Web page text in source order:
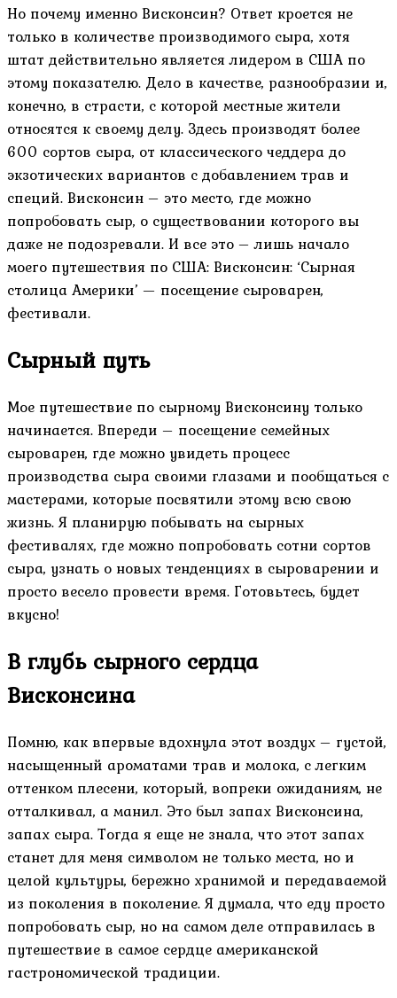
Но почему именно Висконсин? Ответ кроется не
только в количестве производимого сыра, хотя
штат действительно является лидером в США по
этому показателю. Дело в качестве, разнообразии и,
конечно, в страсти, с которой местные жители
относятся к своему делу. Здесь производят более
600 сортов сыра, от классического чеддера до
экзотических вариантов с добавлением трав и
специй. Висконсин – это место, где можно
попробовать сыр, о существовании которого вы
даже не подозревали. И все это – лишь начало
моего путешествия по США: Висконсин: ‘Сырная
столица Америки’ — посещение сыроварен,
фестивали.
Сырный путь
Мое путешествие по сырному Висконсину только
начинается. Впереди – посещение семейных
сыроварен, где можно увидеть процесс
производства сыра своими глазами и пообщаться с
мастерами, которые посвятили этому всю свою
жизнь. Я планирую побывать на сырных
фестивалях, где можно попробовать сотни сортов
сыра, узнать о новых тенденциях в сыроварении и
просто весело провести время. Готовьтесь, будет
вкусно!
В глубь сырного сердца
Висконсина
Помню, как впервые вдохнула этот воздух – густой,
насыщенный ароматами трав и молока, с легким
оттенком плесени, который, вопреки ожиданиям, не
отталкивал, а манил. Это был запах Висконсина,
запах сыра. Тогда я еще не знала, что этот запах
станет для меня символом не только места, но и
целой культуры, бережно хранимой и передаваемой
из поколения в поколение. Я думала, что еду просто
попробовать сыр, но на самом деле отправилась в
путешествие в самое сердце американской
гастрономической традиции.